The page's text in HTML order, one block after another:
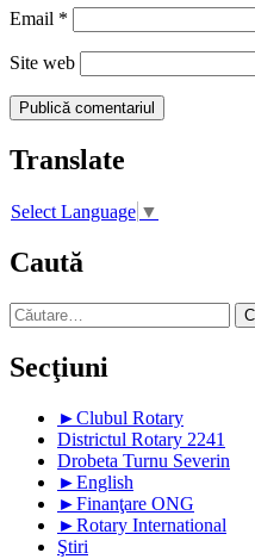
Email *
Site web
Translate
Select Language ▼
Caută
Caută
după:
Secţiuni
►Clubul Rotary
Districtul Rotary 2241
Drobeta Turnu Severin
►English
►Finanţare ONG
►Rotary International
Ştiri